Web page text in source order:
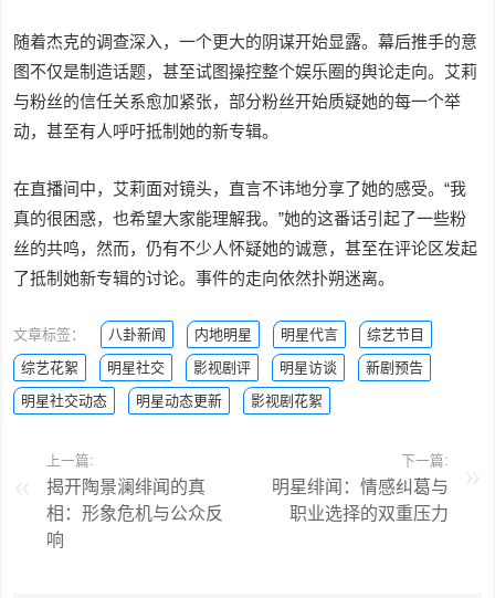
随着杰克的调查深入，一个更大的阴谋开始显露。幕后推手的意
图不仅是制造话题，甚至试图操控整个娱乐圈的舆论走向。艾莉
与粉丝的信任关系愈加紧张，部分粉丝开始质疑她的每一个举
动，甚至有人呼吁抵制她的新专辑。
在直播间中，艾莉面对镜头，直言不讳地分享了她的感受。“我
真的很困惑，也希望大家能理解我。”她的这番话引起了一些粉
丝的共鸣，然而，仍有不少人怀疑她的诚意，甚至在评论区发起
了抵制她新专辑的讨论。事件的走向依然扑朔迷离。
文章标签： 八卦新闻 内地明星 明星代言
综艺节目
综艺花絮
明星社交 影视剧评 明星访谈
新剧预告
明星社交动态
明星动态更新 影视剧花絮
上一篇:
揭开陶景澜绯闻的真
相：形象危机与公众反
响
下一篇:
明星绯闻：情感纠葛与
职业选择的双重压力